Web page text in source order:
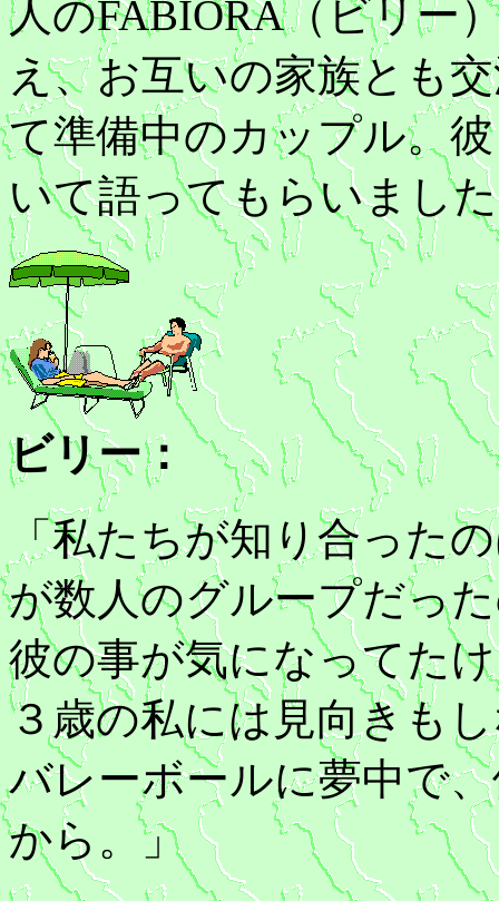
人のFABIORA（ビリー
え、お互いの家族とも
て準備中のカップル。
いて語ってもらいまし
ビリー：
「私たちが知り合った
が数人のグループだっ
彼の事が気になってた
３歳の私には見向きも
バレーボールに夢中で
から。」